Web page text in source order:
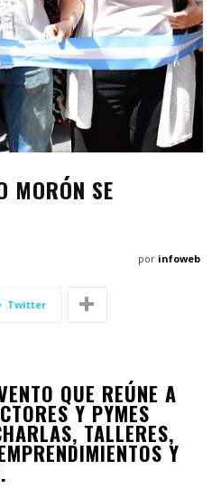
MORÓN SE
por infoweb
Twitter
QUE REÚNE A
Y PYMES
TALLERES,
Y